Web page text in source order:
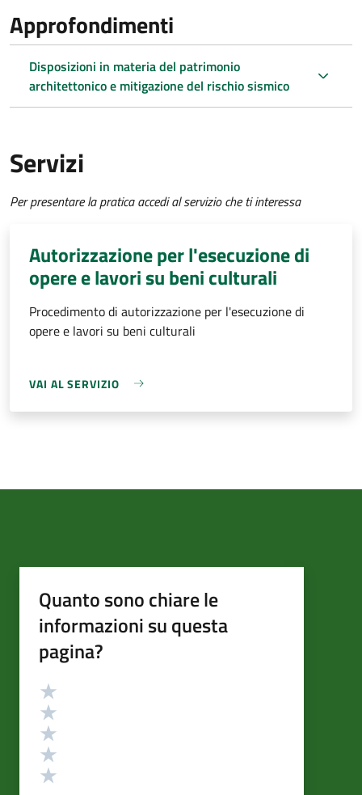
Approfondimenti
Disposizioni in materia del patrimonio
architettonico e mitigazione del rischio sismico
Servizi
Per presentare la pratica accedi al servizio che ti interessa
Autorizzazione per l'esecuzione di
opere e lavori su beni culturali
Procedimento di autorizzazione per l'esecuzione di
opere e lavori su beni culturali
VAI AL SERVIZIO
Quanto sono chiare le
informazioni su questa
pagina?
Valutazione